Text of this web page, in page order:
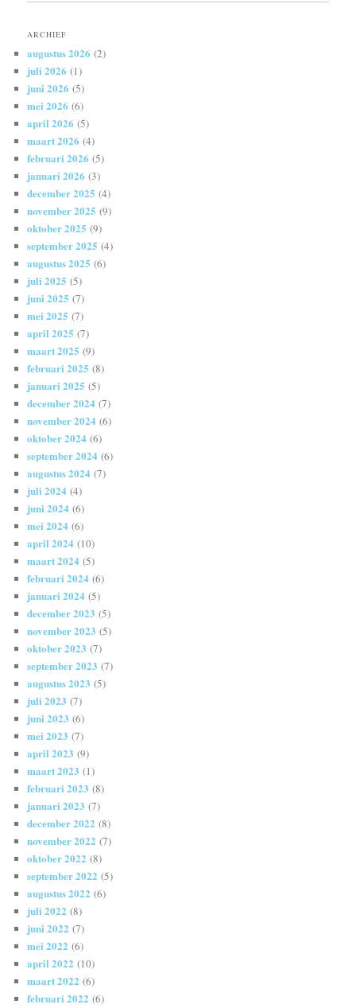
ARCHIEF
augustus 2026 (2)
juli 2026 (1)
juni 2026 (5)
mei 2026 (6)
april 2026 (5)
maart 2026 (4)
februari 2026 (5)
januari 2026 (3)
december 2025 (4)
november 2025 (9)
oktober 2025 (9)
september 2025 (4)
augustus 2025 (6)
juli 2025 (5)
juni 2025 (7)
mei 2025 (7)
april 2025 (7)
maart 2025 (9)
februari 2025 (8)
januari 2025 (5)
december 2024 (7)
november 2024 (6)
oktober 2024 (6)
september 2024 (6)
augustus 2024 (7)
juli 2024 (4)
juni 2024 (6)
mei 2024 (6)
april 2024 (10)
maart 2024 (5)
februari 2024 (6)
januari 2024 (5)
december 2023 (5)
november 2023 (5)
oktober 2023 (7)
september 2023 (7)
augustus 2023 (5)
juli 2023 (7)
juni 2023 (6)
mei 2023 (7)
april 2023 (9)
maart 2023 (1)
februari 2023 (8)
januari 2023 (7)
december 2022 (8)
november 2022 (7)
oktober 2022 (8)
september 2022 (5)
augustus 2022 (6)
juli 2022 (8)
juni 2022 (7)
mei 2022 (6)
april 2022 (10)
maart 2022 (6)
februari 2022 (6)